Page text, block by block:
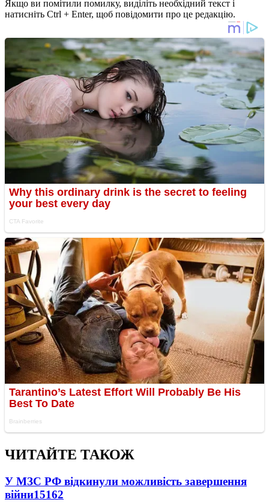
Якщо ви помітили помилку, виділіть необхідний текст і
натисніть Ctrl + Enter, щоб повідомити про це редакцію.
ЧИТАЙТЕ ТАКОЖ
У МЗС РФ відкинули можливість завершення
війни15162